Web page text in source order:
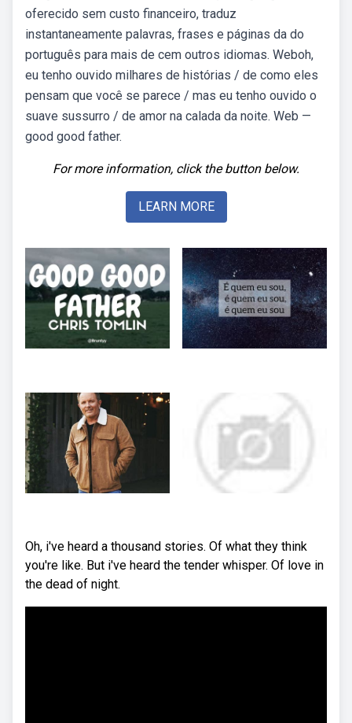
oferecido sem custo financeiro, traduz
instantaneamente palavras, frases e páginas da do
português para mais de cem outros idiomas. Weboh,
eu tenho ouvido milhares de histórias / de como eles
pensam que você se parece / mas eu tenho ouvido o
suave sussurro / de amor na calada da noite. Web —
good good father.
For more information, click the button below.
LEARN MORE
Oh, i've heard a thousand stories. Of what they think
you're like. But i've heard the tender whisper. Of love in
the dead of night.